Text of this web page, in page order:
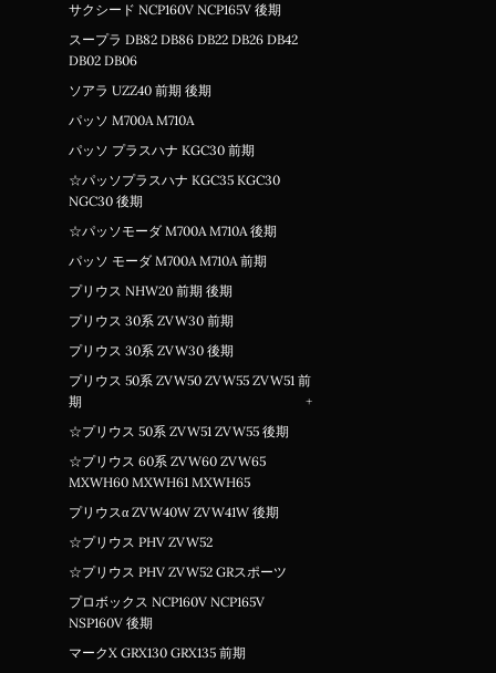
サクシード NCP160V NCP165V 後期
スープラ DB82 DB86 DB22 DB26 DB42
DB02 DB06
ソアラ UZZ40 前期 後期
パッソ M700A M710A
パッソ プラスハナ KGC30 前期
☆パッソプラスハナ KGC35 KGC30
NGC30 後期
☆パッソモーダ M700A M710A 後期
パッソ モーダ M700A M710A 前期
プリウス NHW20 前期 後期
プリウス 30系 ZVW30 前期
プリウス 30系 ZVW30 後期
プリウス 50系 ZVW50 ZVW55 ZVW51 前
期
+
☆プリウス 50系 ZVW51 ZVW55 後期
☆プリウス 60系 ZVW60 ZVW65
MXWH60 MXWH61 MXWH65
プリウスα ZVW40W ZVW41W 後期
☆プリウス PHV ZVW52
☆プリウス PHV ZVW52 GRスポーツ
プロボックス NCP160V NCP165V
NSP160V 後期
マークX GRX130 GRX135 前期